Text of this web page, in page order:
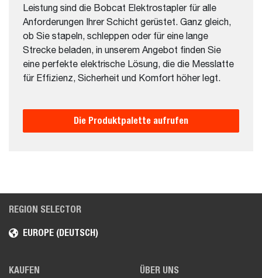
Leistung sind die Bobcat Elektrostapler für alle
Anforderungen Ihrer Schicht gerüstet. Ganz gleich,
ob Sie stapeln, schleppen oder für eine lange
Strecke beladen, in unserem Angebot finden Sie
eine perfekte elektrische Lösung, die die Messlatte
für Effizienz, Sicherheit und Komfort höher legt.
Die Produktpalette aufrufen
REGION SELECTOR
EUROPE (DEUTSCH)
KAUFEN ÜBER UNS